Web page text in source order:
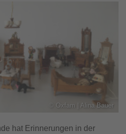
© Oxfam | Alina Bauer
hat Erinnerungen in der